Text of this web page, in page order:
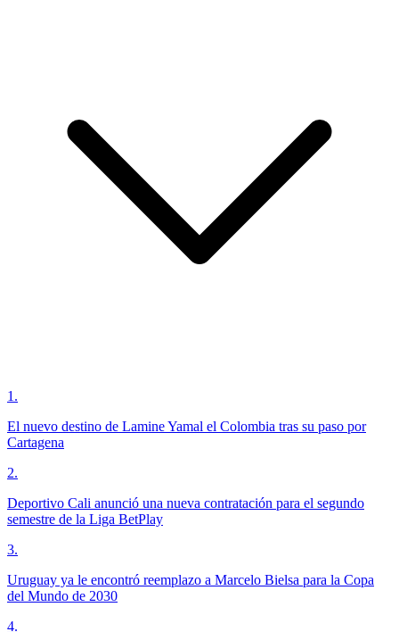
1 .
El nuevo destino de Lamine Yamal el Colombia tras su paso por
Cartagena
2.
Deportivo Cali anunció una nueva contratación para el segundo
semestre de la Liga BetPlay
3.
Uruguay ya le encontró reemplazo a Marcelo Bielsa para la Copa
del Mundo de 2030
4.